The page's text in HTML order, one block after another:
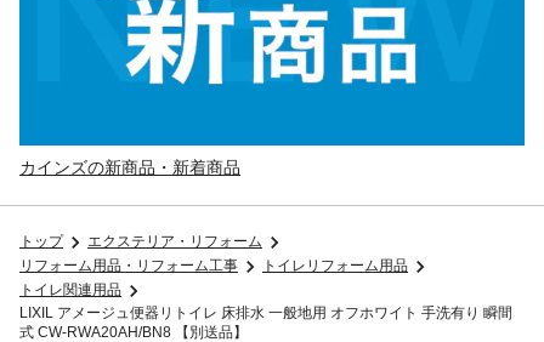
カインズの新商品・新着商品
トップ
エクステリア・リフォーム
リフォーム用品・リフォーム工事
トイレリフォーム用品
トイレ関連用品
LIXIL アメージュ便器リトイレ 床排水 一般地用 オフホワイト 手洗有り 瞬間
式 CW-RWA20AH/BN8 【別送品】